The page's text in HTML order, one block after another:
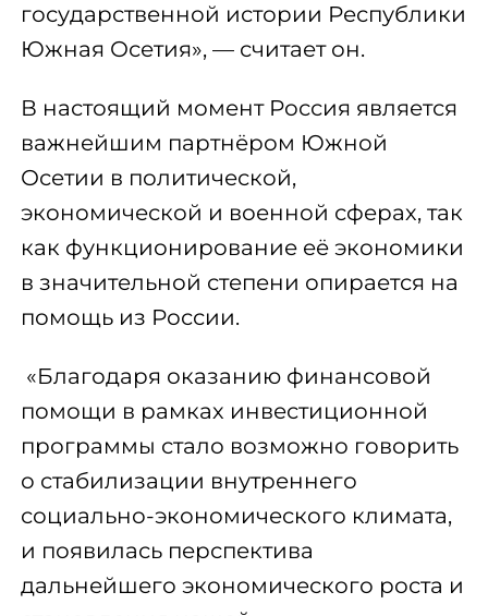
государственной истории Республики
Южная Осетия», — считает он.
В настоящий момент Россия является
важнейшим партнёром Южной
Осетии в политической,
экономической и военной сферах, так
как функционирование её экономики
в значительной степени опирается на
помощь из России.
«Благодаря оказанию финансовой
помощи в рамках инвестиционной
программы стало возможно говорить
о стабилизации внутреннего
социально-экономического климата,
и появилась перспектива
дальнейшего экономического роста и